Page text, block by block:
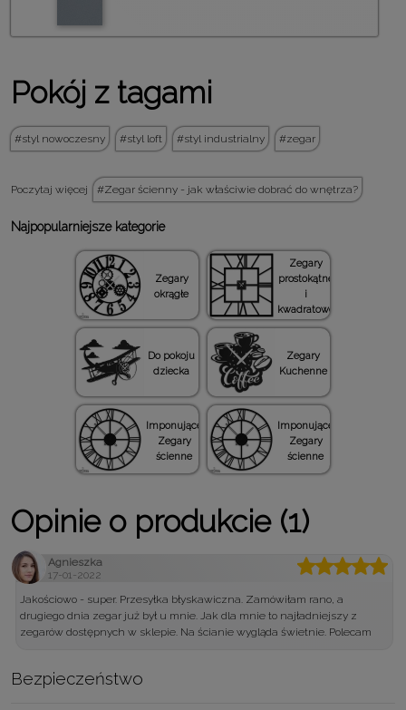
Pokój z tagami
styl nowoczesny styl loft styl industrialny zegar
Poczytaj więcej Zegar ścienny - jak właściwie dobrać do wnętrza?
Najpopularniejsze kategorie
Zegary
okrągłe
Zegary
prostokątne
i
kwadratowe
Do pokoju
dziecka
Zegary
Kuchenne
Imponujące
Zegary
ścienne
Imponujące
Zegary
ścienne
Opinie o produkcie (1)
Agnieszka
17-01-2022
Jakościowo - super. Przesyłka błyskawiczna. Zamówiłam rano, a
drugiego dnia zegar już był u mnie. Jak dla mnie to najładniejszy z
zegarów dostępnych w sklepie. Na ścianie wygląda świetnie. Polecam
Bezpieczeństwo